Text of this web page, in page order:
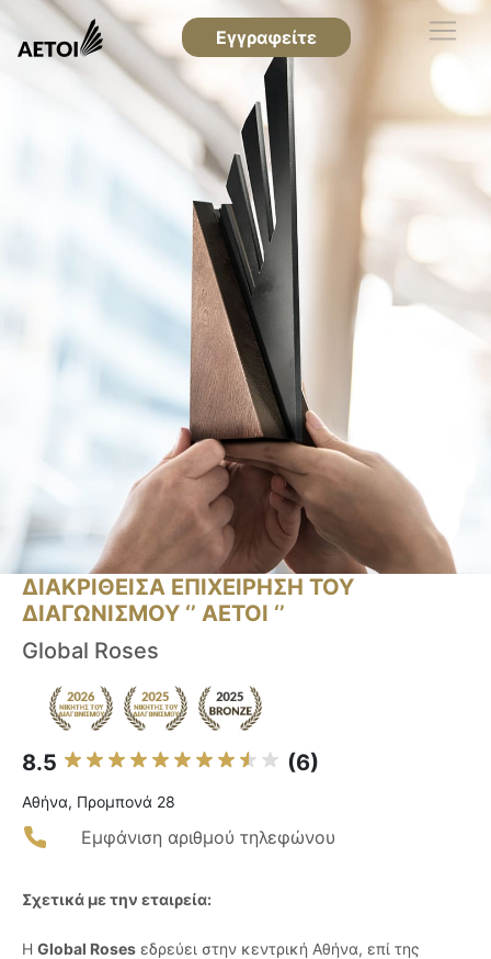
Εγγραφείτε
ΔΙΑΚΡΙΘΕΙΣΑ ΕΠΙΧΕΙΡΗΣΗ ΤΟΥ
ΔΙΑΓΩΝΙΣΜΟΥ ‘’ ΑΕΤΟΙ ‘’
Global Roses
8.5 (6)
Αθήνα, Προμπονά 28
Εμφάνιση αριθμού τηλεφώνου
Σχετικά με την εταιρεία:
Η Global Roses εδρεύει στην κεντρική Αθήνα, επί της